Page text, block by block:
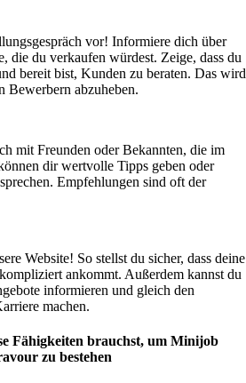
vor! Informiere dich über
die du verkaufen würdest. Zeige, dass du
bereit bist, Kunden zu beraten. Das wird
Bewerbern abzuheben.
mit Freunden oder Bekannten, die im
dir wertvolle Tipps geben oder
Empfehlungen sind oft der
Website! So stellst du sicher, dass deine
ankommt. Außerdem kannst du
informieren und gleich den
machen.
Fähigkeiten brauchst, um Minijob
zu bestehen